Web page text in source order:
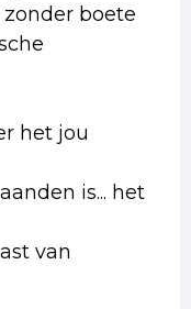
boete
het jou
is... het
van